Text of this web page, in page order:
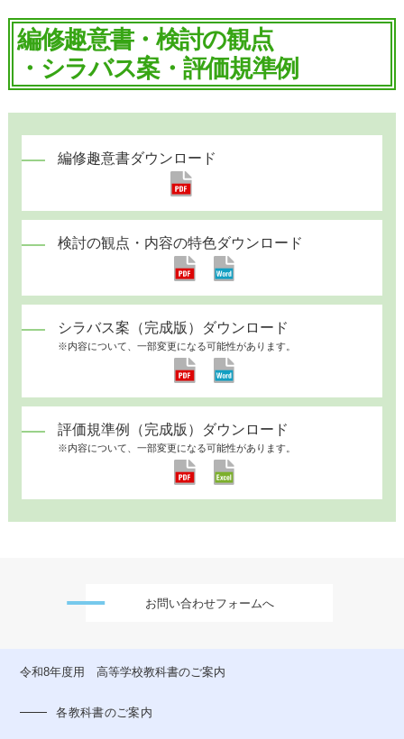
編修趣意書・検討の観点
・シラバス案・評価規準例
編修趣意書ダウンロード
検討の観点・内容の特色ダウンロード
シラバス案（完成版）ダウンロード
※内容について、一部変更になる可能性があります。
評価規準例（完成版）ダウンロード
※内容について、一部変更になる可能性があります。
お問い合わせフォームへ
令和8年度用 高等学校教科書のご案内
各教科書のご案内